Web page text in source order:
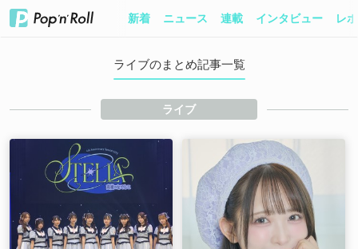
新着 ニュース 連載 インタビュー レ
ライブのまとめ記事一覧
ライブ